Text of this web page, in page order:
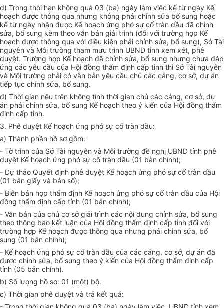
d) Trong thời hạn không quá 03 (ba) ngày làm việc kể từ ngày Kế
hoạch được thông qua nhưng không phải chỉnh sửa bổ sung hoặc
kể từ ngày nhận được Kế hoạch ứng phó sự cố tràn dầu đã chỉnh
sửa, bổ sung kèm theo văn bản giải trình (đối với trường hợp Kế
hoạch được thông qua với điều kiện phải chỉnh sửa, bổ sung), Sở Tài
nguyên và Môi trường tham mưu trình UBND tỉnh xem xét, phê
duyệt. Trường hợp Kế hoạch đã chỉnh sửa, bổ sung nhưng chưa đáp
ứng các yêu cầu của Hội đồng thẩm định cấp tỉnh thì Sở Tài nguyên
và Môi trường phải có văn bản yêu cầu chủ các cảng, cơ sở, dự án
tiếp tục chỉnh sửa, bổ sung.
đ) Thời gian nêu trên không tính thời gian chủ các cảng, cơ sở, dự
án phải chỉnh sửa, bổ sung Kế hoạch theo ý kiến của Hội đồng thẩm
định cấp tỉnh.
3. Phê duyệt Kế hoạch ứng phó sự cố tràn dầu:
a) Thành phần hồ sơ gồm:
- Tờ trình của Sở Tài nguyên và Môi trường đề nghị UBND tỉnh phê
duyệt Kế hoạch ứng phó sự cố tràn dầu (01 bản chính);
- Dự thảo Quyết định phê duyệt Kế hoạch ứng phó sự cố tràn dầu
(01 bản giấy và bản số);
- Biên bản họp thẩm định Kế hoạch ứng phó sự cố tràn dầu của Hội
đồng thẩm định cấp tỉnh (01 bản chính);
- Văn bản của chủ cơ sở giải trình các nội dung chỉnh sửa, bổ sung
theo thông báo kết luận của Hội đồng thẩm định cấp tỉnh đối với
trường hợp Kế hoạch được thông qua nhưng phải chỉnh sửa, bổ
sung (01 bản chính);
- Kế hoạch ứng phó sự cố tràn dầu của các cảng, cơ sở, dự án đã
được chỉnh sửa, bổ sung theo ý kiến của Hội đồng thẩm định cấp
tỉnh (05 bản chính).
b) Số lượng hồ sơ: 01 (một) bộ.
c) Thời gian phê duyệt và trả kết quả: